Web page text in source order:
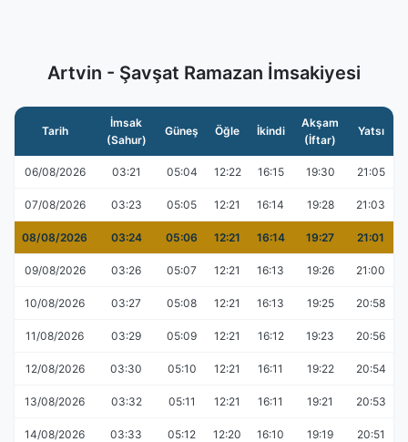
Artvin - Şavşat Ramazan İmsakiyesi
Tarih
İmsak
(Sahur)
Güneş Öğle İkindi
Akşam
(İftar)
Yatsı
06/08/2026 03:21 05:04 12:22 16:15 19:30 21:05
07/08/2026 03:23 05:05 12:21 16:14 19:28 21:03
08/08/2026 03:24 05:06 12:21 16:14 19:27 21:01
09/08/2026 03:26 05:07 12:21 16:13 19:26 21:00
10/08/2026 03:27 05:08 12:21 16:13 19:25 20:58
11/08/2026 03:29 05:09 12:21 16:12 19:23 20:56
12/08/2026 03:30 05:10 12:21 16:11 19:22 20:54
13/08/2026 03:32 05:11 12:21 16:11 19:21 20:53
14/08/2026 03:33 05:12 12:20 16:10 19:19 20:51